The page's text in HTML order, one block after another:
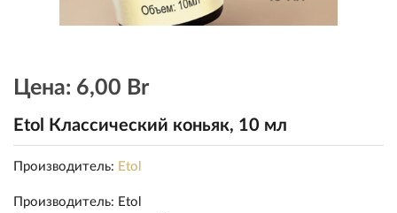
Цена: 6,00 Br
Etol Классический коньяк, 10 мл
Производитель: Etol
Производитель: Etol